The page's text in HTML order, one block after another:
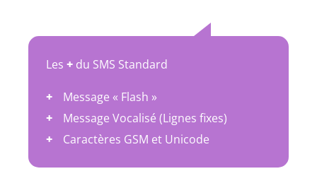
Les + du SMS Standard
Message « Flash »
Message Vocalisé (Lignes fixes)
Caractères GSM et Unicode